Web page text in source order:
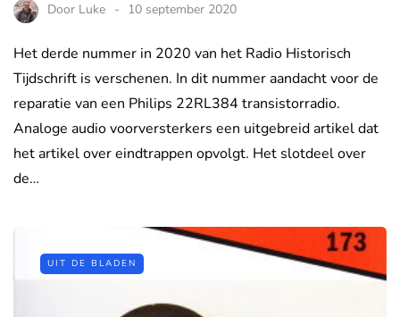
Door Luke 10 september 2020
Het derde nummer in 2020 van het Radio Historisch
Tijdschrift is verschenen. In dit nummer aandacht voor de
reparatie van een Philips 22RL384 transistorradio.
Analoge audio voorversterkers een uitgebreid artikel dat
het artikel over eindtrappen opvolgt. Het slotdeel over
de…
UIT DE BLADEN